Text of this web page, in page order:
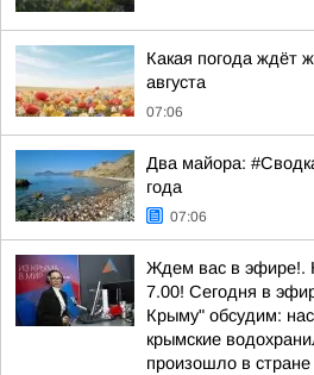
Какая погода ждёт
августа
07:06
Два майора:
года
07:06
Ждем вас в эфире!.
7.00! Сегодня в
Крыму" обсудим:
крымские
произошло в